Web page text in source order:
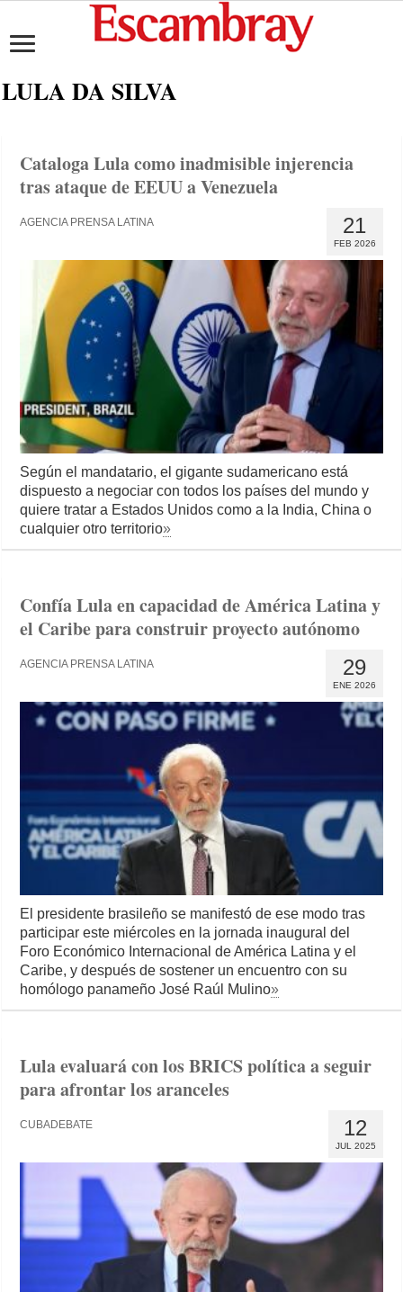
LULA DA SILVA
Cataloga Lula como inadmisible injerencia
tras ataque de EEUU a Venezuela
21
FEB 2026
AGENCIA PRENSA LATINA
Según el mandatario, el gigante sudamericano está
dispuesto a negociar con todos los países del mundo y
quiere tratar a Estados Unidos como a la India, China o
cualquier otro territorio»
Confía Lula en capacidad de América Latina y
el Caribe para construir proyecto autónomo
29
ENE 2026
AGENCIA PRENSA LATINA
El presidente brasileño se manifestó de ese modo tras
participar este miércoles en la jornada inaugural del
Foro Económico Internacional de América Latina y el
Caribe, y después de sostener un encuentro con su
homólogo panameño José Raúl Mulino»
Lula evaluará con los BRICS política a seguir
para afrontar los aranceles
12
JUL 2025
CUBADEBATE